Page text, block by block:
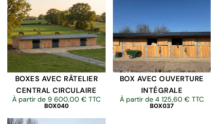
BOXES AVEC RÂTELIER
CENTRAL CIRCULAIRE
À partir de 9 600,00 € TTC
BOX040
BOX AVEC OUVERTURE
INTÉGRALE
À partir de 4 125,60 € TTC
BOX037